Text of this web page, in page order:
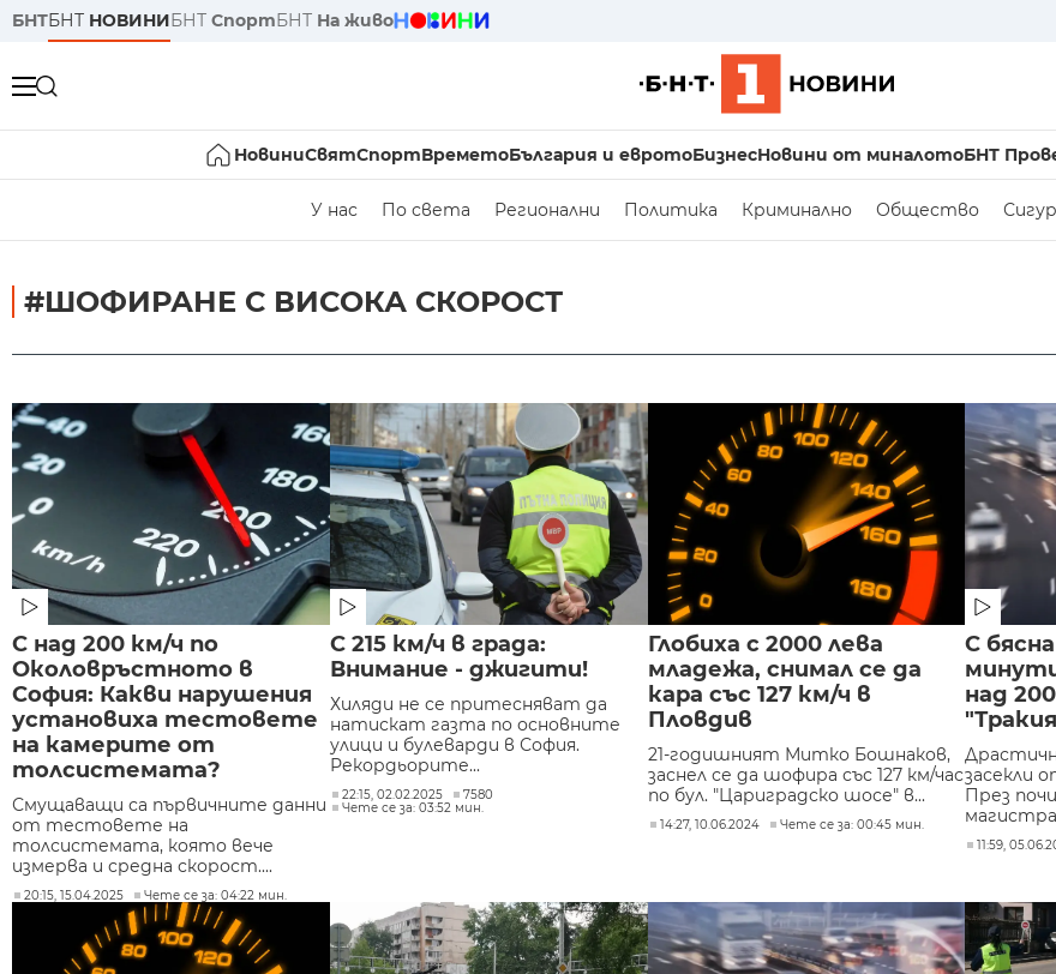
БНТБНТ НОВИНИБНТ СпортБНТ На живо
НовиниСвятСпортВреметоБългария и евротоБизнесНовини от миналотоБНТ
У нас По света Регионални Политика Криминално Общество
#ШОФИРАНЕ С ВИСОКА СКОРОСТ
С над 200 км/ч по
Околовръстното в
София: Какви нарушения
установиха тестовете
на камерите от
толсистемата?
Смущаващи са първичните данни
от тестовете на
толсистемата, която вече
измерва и средна скорост....
20:15, 15.04.2025 Чете се за: 04:22 мин.
С 215 км/ч в града:
Внимание - джигити!
Хиляди не се притесняват да
натискат газта по основните
улици и булеварди в София.
Рекордьорите...
22:15, 02.02.2025
7580
Чете се за: 03:52 мин.
Глобиха с 2000 лева
младежа, снимал се да
кара със 127 км/ч в
Пловдив
21-годишният Митко Бошнаков,
заснел се да шофира със 127 км/час
по бул. "Цариградско шосе" в...
14:27, 10.06.2024 Чете се за: 00:45 мин.
С
над
засекли
През
11:59,